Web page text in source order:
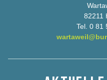
82211
Tel. 0 81